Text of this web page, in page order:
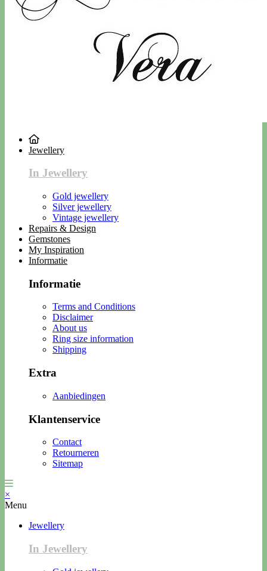
Jewellery
In Jewellery
Gold jewellery
Silver jewellery
Vintage jewellery
Repairs & Design
Gemstones
My Inspiration
Informatie
Informatie
Terms and Conditions
Disclaimer
About us
Ring size information
Shipping
Extra
Aanbiedingen
Klantenservice
Contact
Retourneren
Sitemap
×
Menu
Jewellery
In Jewellery